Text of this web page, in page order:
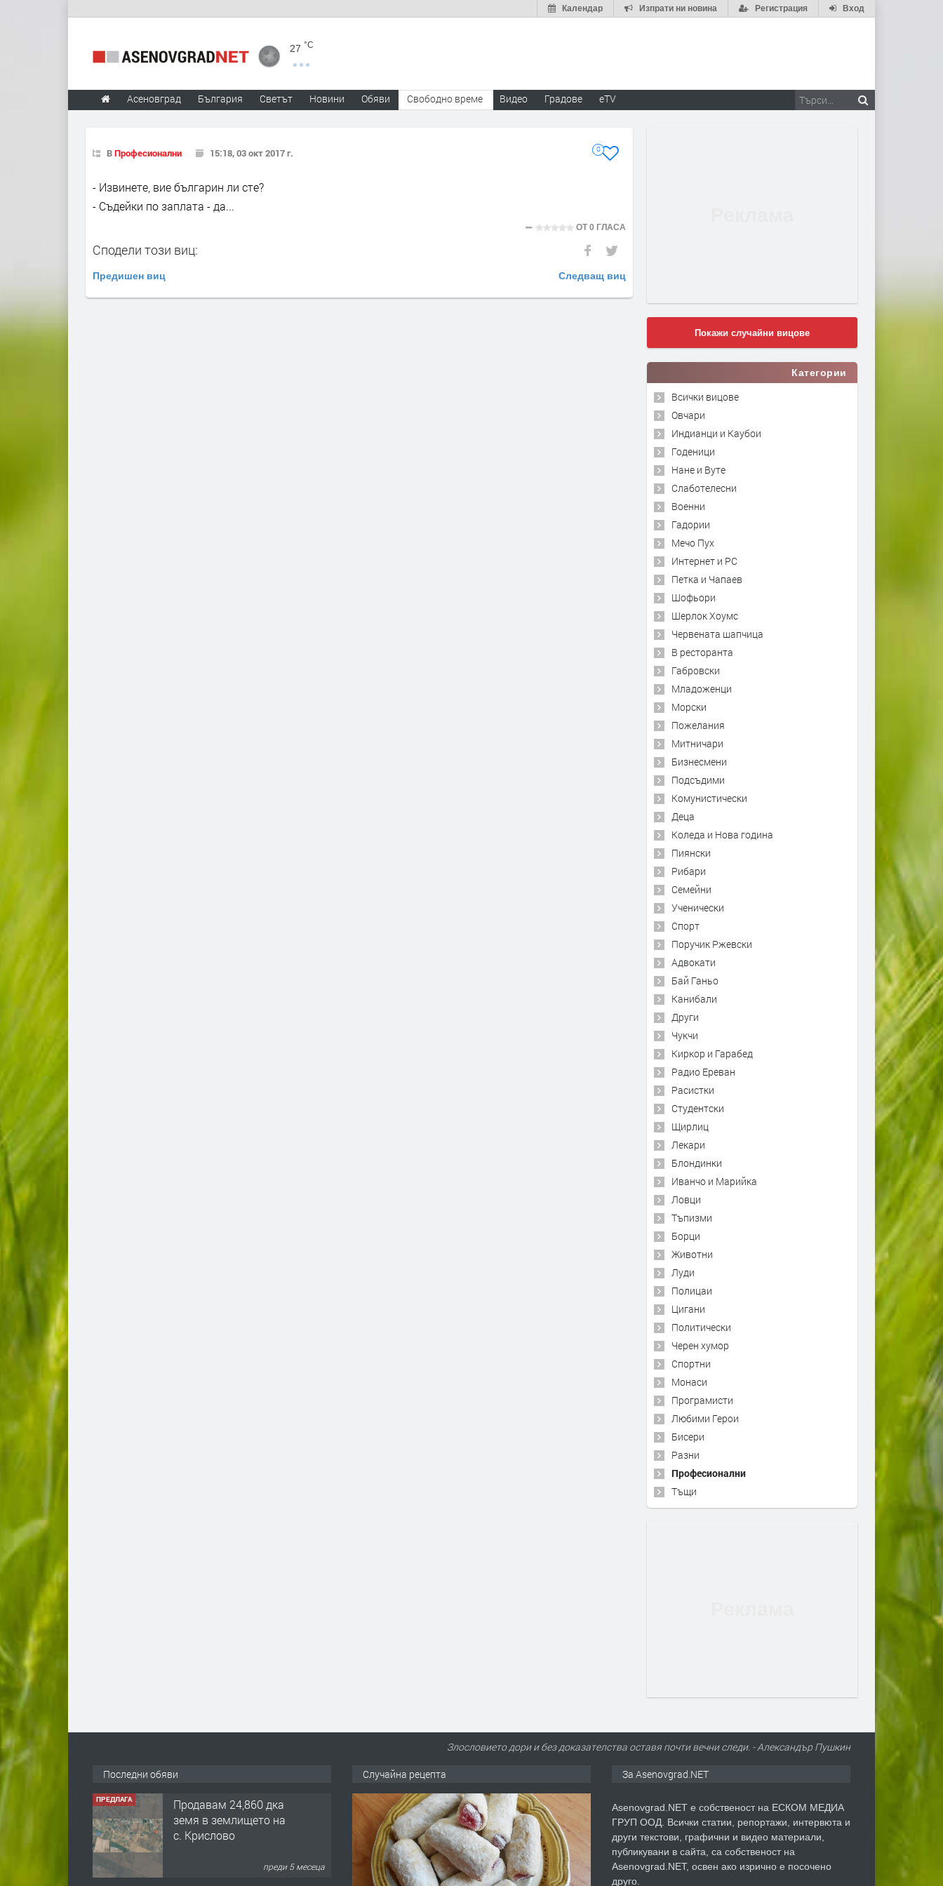
Вход
Регистрация
Изпрати ни новина
Календар
27 °C
Асеновград България Светът Новини Обяви Свободно време Видео Градове eTV
ВПрофесионални 15:18, 03 окт 2017 г. 0
- Извинете, вие българин ли сте?
- Съдейки по заплата - да...
ОТ0 ГЛАСА
Сподели този виц:
Предишен виц Следващ виц
Покажи случайни вицове
Категории
Всички вицове
Овчари
Индианци и Каубои
Годеници
Нане и Вуте
Слаботелесни
Военни
Гадории
Мечо Пух
Интернет и PC
Петка и Чапаев
Шофьори
Шерлок Хоумс
Червената шапчица
В ресторанта
Габровски
Младоженци
Морски
Пожелания
Митничари
Бизнесмени
Подсъдими
Комунистически
Деца
Коледа и Нова година
Пиянски
Рибари
Семейни
Ученически
Спорт
Поручик Ржевски
Адвокати
Бай Ганьо
Канибали
Други
Чукчи
Киркор и Гарабед
Радио Ереван
Расистки
Студентски
Щирлиц
Лекари
Блондинки
Иванчо и Марийка
Ловци
Тъпизми
Борци
Животни
Луди
Полицаи
Цигани
Политически
Черен хумор
Спортни
Монаси
Програмисти
Любими Герои
Бисери
Разни
Професионални
Тъщи
Злословието дори и без доказателства оставя почти вечни следи. - Александър Пушкин
Последни обяви
ПРЕДЛАГА
Продавам 24,860 дка
земя в землището на
с. Крислово
преди 5 месеца
Случайна рецепта За Asenovgrad.NET
Asenovgrad.NET е собственост на ЕСКОМ МЕДИА
ГРУП ООД. Всички статии, репортажи, интервюта и
други текстови, графични и видео материали,
публикувани в сайта, са собственост на
Asenovgrad.NET, освен ако изрично е посочено
друго.